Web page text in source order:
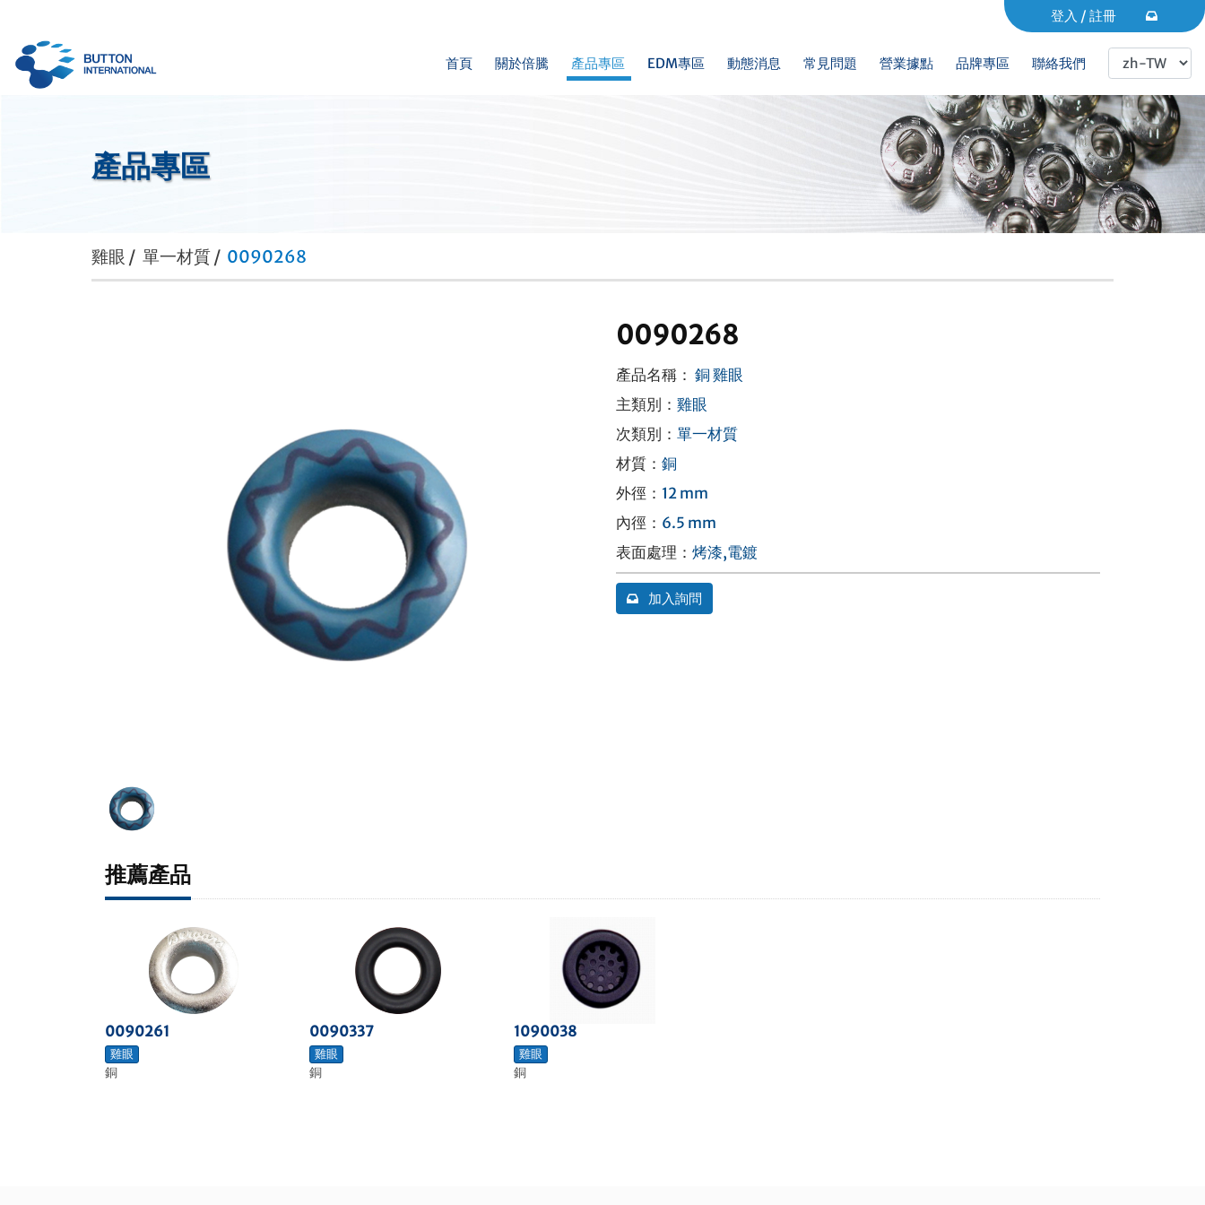
登入 / 註冊
首頁 關於倍騰 產品專區 EDM專區 動態消息 常見問題 營業據點 品牌專區 聯絡我們
產品專區
雞眼 / 單一材質 / 0090268
0090268
產品名稱： 銅 雞眼
主類別 ： 雞眼
次類別 ： 單一材質
材質 ： 銅
外徑 ： 12 mm
內徑 ： 6.5 mm
表面處理 ： 烤漆,電鍍
加入詢問
推薦產品
0090261
雞眼
銅
0090337
雞眼
銅
1090038
雞眼
銅